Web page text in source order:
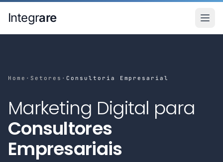
Integrare
Home · Setores · Consultoria Empresarial
Marketing Digital para
Consultores
Empresariais